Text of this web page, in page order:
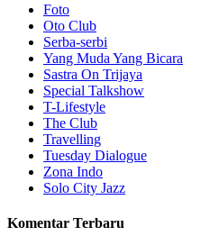
Foto
Oto Club
Serba-serbi
Yang Muda Yang Bicara
Sastra On Trijaya
Special Talkshow
T-Lifestyle
The Club
Travelling
Tuesday Dialogue
Zona Indo
Solo City Jazz
Komentar Terbaru